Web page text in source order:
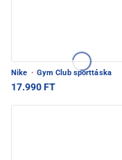
Nike · Gym Club sporttáska
17.990 FT